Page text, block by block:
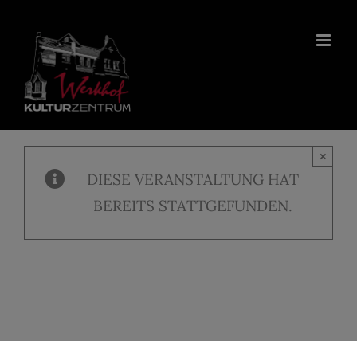
Inhalt
springen
DIESE VERANSTALTUNG HAT
BEREITS STATTGEFUNDEN.
×